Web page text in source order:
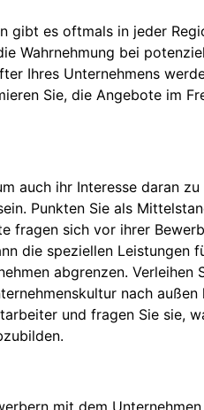
gibt es oftmals in jeder
Wahrnehmung bei
Ihres Unternehmens
Sie, die Angebote im
auch ihr Interesse daran
Punkten Sie als
fragen sich vor ihrer
die speziellen Leistungen
abgrenzen. Verleihen
nach
und fragen Sie sie,
mit dem